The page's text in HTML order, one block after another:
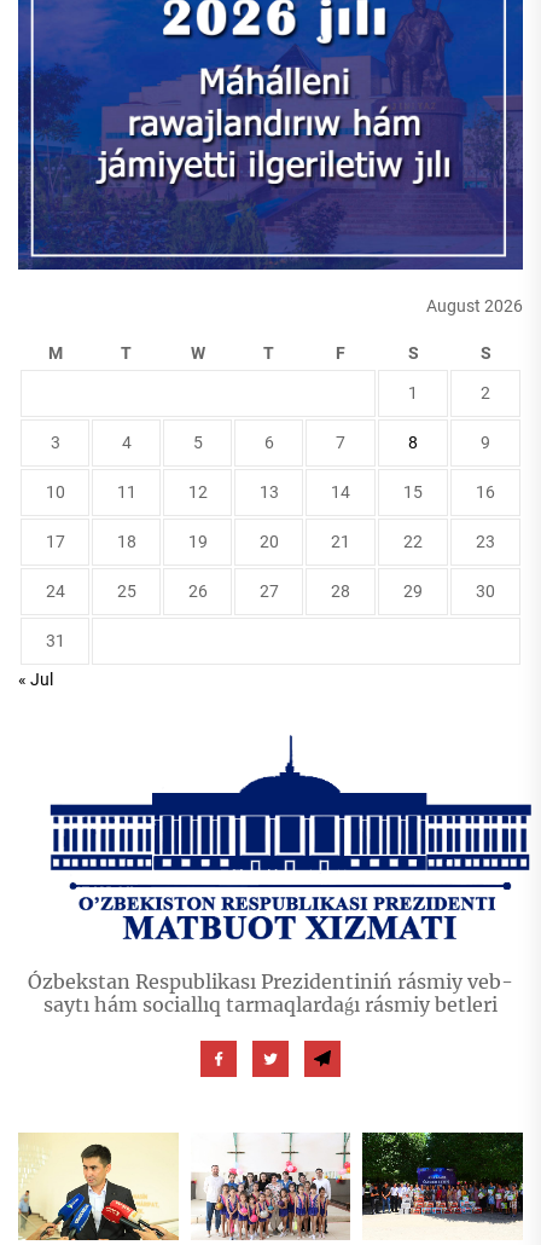
August 2026
M T W T F S S
1 2
3 4 5 6 7 8 9
10 11 12 13 14 15 16
17 18 19 20 21 22 23
24 25 26 27 28 29 30
31
« Jul
Ózbekstan Respublikası Prezidentiniń rásmiy veb-
saytı hám sociallıq tarmaqlardaǵı rásmiy betleri